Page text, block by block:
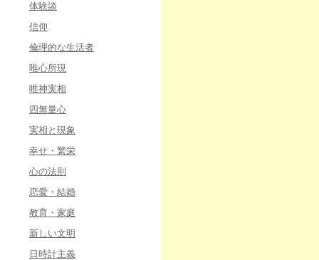
体験談
信仰
倫理的な生活者
唯心所現
唯神実相
四無量心
実相と現象
幸せ・繁栄
心の法則
恋愛・結婚
教育・家庭
新しい文明
日時計主義